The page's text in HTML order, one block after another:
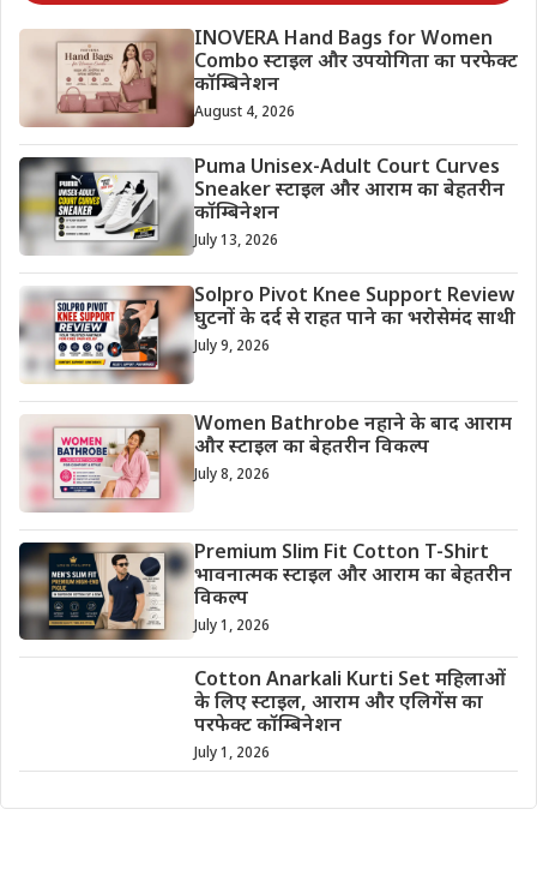
INOVERA Hand Bags for Women
Combo स्टाइल और उपयोगिता का परफेक्ट
कॉम्बिनेशन
August 4, 2026
Puma Unisex-Adult Court Curves
Sneaker स्टाइल और आराम का बेहतरीन
कॉम्बिनेशन
July 13, 2026
Solpro Pivot Knee Support Review
घुटनों के दर्द से राहत पाने का भरोसेमंद साथी
July 9, 2026
Women Bathrobe नहाने के बाद आराम
और स्टाइल का बेहतरीन विकल्प
July 8, 2026
Premium Slim Fit Cotton T-Shirt
भावनात्मक स्टाइल और आराम का बेहतरीन
विकल्प
July 1, 2026
Cotton Anarkali Kurti Set महिलाओं
के लिए स्टाइल, आराम और एलिगेंस का
परफेक्ट कॉम्बिनेशन
July 1, 2026